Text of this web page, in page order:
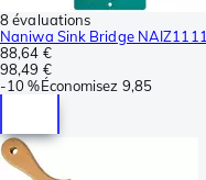
8 évaluations
Naniwa Sink Bridge NAIZ1111
88,64 €
98,49 €
-10 %Économisez 9,85